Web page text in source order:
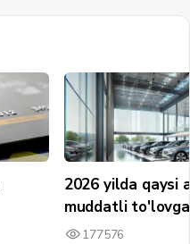
2026 yilda qaysi
muddatli
177576